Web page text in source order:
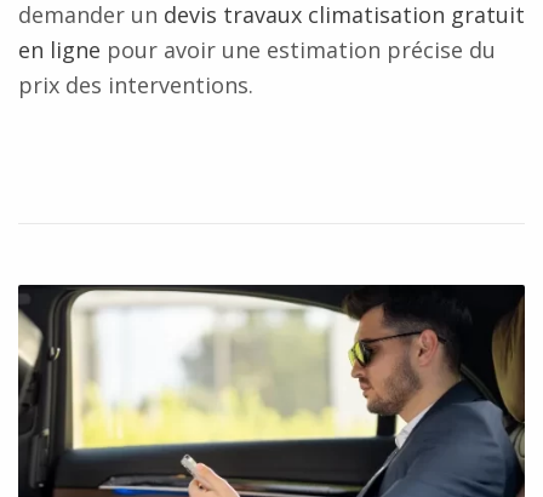
demander un devis travaux climatisation gratuit
en ligne pour avoir une estimation précise du
prix des interventions.